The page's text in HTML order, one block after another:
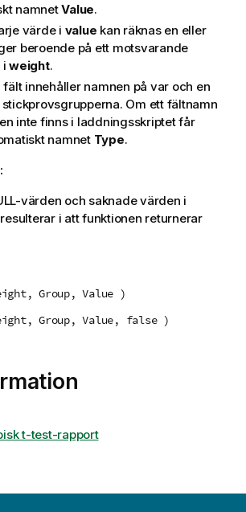
namnetValue.
värde i value kan räknas en eller
beroende på ett motsvarande
i weight.
fält innehåller namnen på var och en
Om ett fältnamn
inte finns i laddningsskriptet får
namnet Type.
-värden och saknade värden i
i att funktionen returnerar
Group, Value )
Group, Value, false )
t-test-rapport